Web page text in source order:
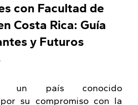
con Facultad de
Costa Rica: Guía
y Futuros
un país conocido
su compromiso con la